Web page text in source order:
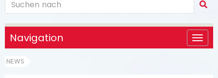
Navigation
NEWS